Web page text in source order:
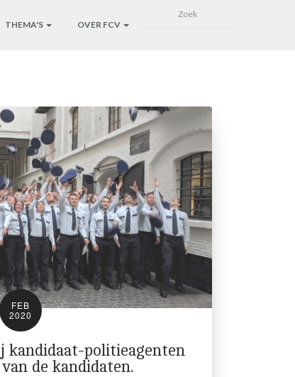
THEMA'S OVER FCV
FEB
2020
kandidaat-politieagenten
de kandidaten.